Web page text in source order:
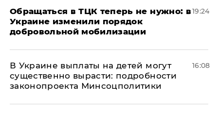
Обращаться в ТЦК теперь не нужно: в
Украине изменили порядок
добровольной мобилизации
19:24
В Украине выплаты на детей могут
существенно вырасти: подробности
законопроекта Минсоцполитики
16:08